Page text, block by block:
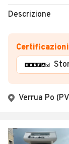
Descrizione
Verrua Po